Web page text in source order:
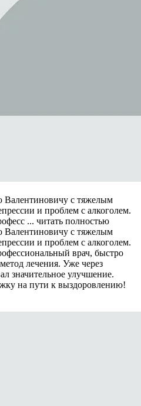
с тяжелым
и проблем с алкоголем.
... читать полностью
с тяжелым
и проблем с алкоголем.
врач, быстро
лечения. Уже через
значительное улучшение.
на пути к выздоровлению!